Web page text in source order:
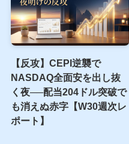
【反攻】CEPI逆襲で
NASDAQ全面安を出し抜
く夜──配当204ドル突破で
も消えぬ赤字【W30週次レ
ポート】